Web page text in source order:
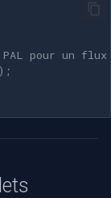
pour un flux
);